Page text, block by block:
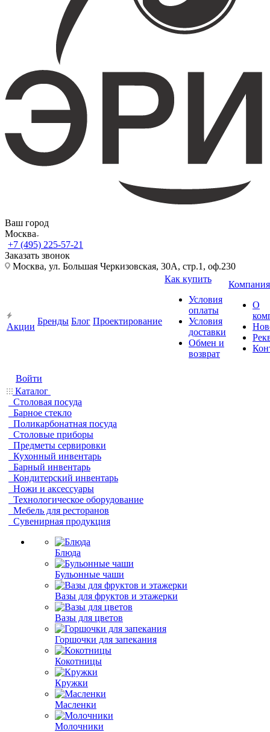
Ваш город
Москва
+7 (495) 225-57-21
Заказать звонок
Москва, ул. Большая Черкизовская, 30А, стр.1, оф.230
Акции
Бренды Блог Проектирование
Как купить
Условия
оплаты
Условия
доставки
Обмен и
возврат
Компания
О
Войти
Каталог
Столовая посуда
Барное стекло
Поликарбонатная посуда
Столовые приборы
Предметы сервировки
Кухонный инвентарь
Барный инвентарь
Кондитерский инвентарь
Ножи и аксессуары
Технологическое оборудование
Мебель для ресторанов
Сувенирная продукция
Блюда
Бульонные чаши
Вазы для фруктов и этажерки
Вазы для цветов
Горшочки для запекания
Кокотницы
Кружки
Масленки
Молочники